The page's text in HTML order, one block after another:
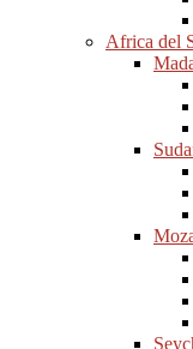
Africa del